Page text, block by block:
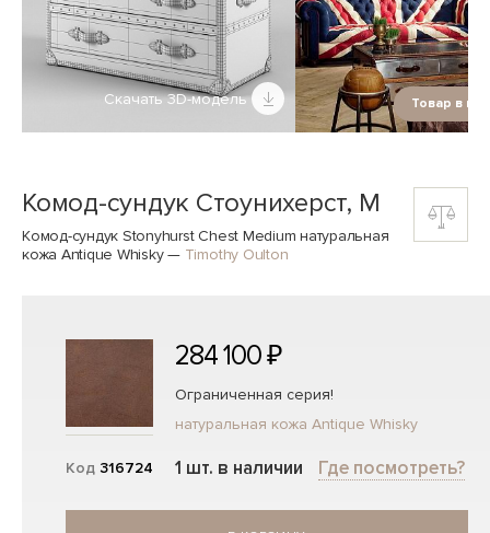
Скачать 3D-модель Товар в
Комод-сундук Стоунихерст, M
Комод-сундук Stonyhurst Chest Medium натуральная
кожа Antique Whisky— Timothy Oulton
Код 316724
284 100 ₽
Ограниченная серия!
натуральная кожа Antique Whisky
1 шт. в наличии Где посмотреть?